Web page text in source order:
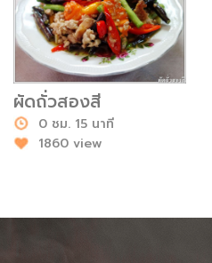
ผัดถั่วสองสี
0 ชม. 15 นาที
1860 view